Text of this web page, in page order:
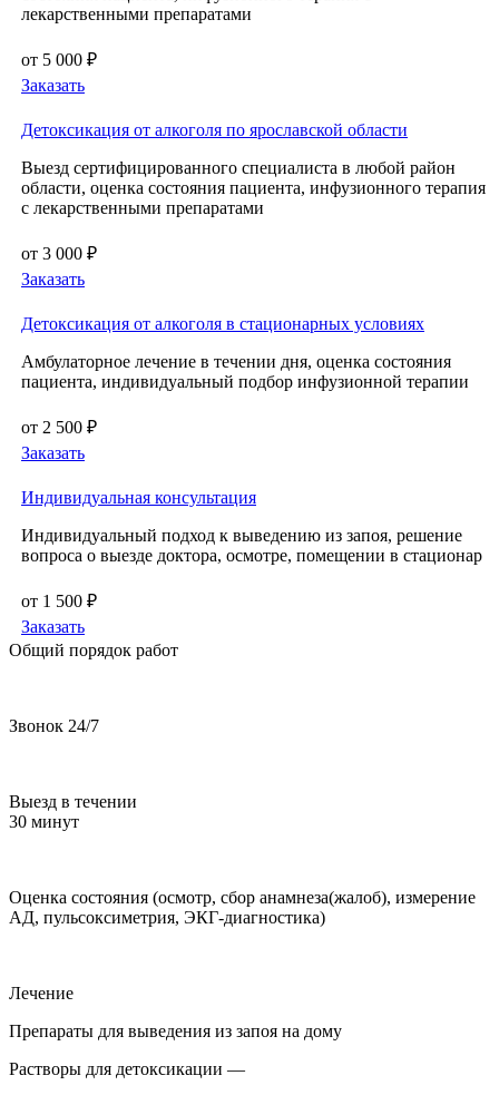
лекарственными препаратами
от 5 000 ₽
Заказать
Детоксикация от алкоголя по ярославской области
Выезд сертифицированного специалиста в любой район
области, оценка состояния пациента, инфузионного терапия
с лекарственными препаратами
от 3 000 ₽
Заказать
Детоксикация от алкоголя в стационарных условиях
Амбулаторное лечение в течении дня, оценка состояния
пациента, индивидуальный подбор инфузионной терапии
от 2 500 ₽
Заказать
Индивидуальная консультация
Индивидуальный подход к выведению из запоя, решение
вопроса о выезде доктора, осмотре, помещении в стационар
от 1 500 ₽
Заказать
Общий порядок работ
Звонок 24/7
Выезд в течении
30 минут
Оценка состояния (осмотр, сбор анамнеза(жалоб), измерение
АД, пульсоксиметрия, ЭКГ-диагностика)
Лечение
Препараты для выведения из запоя на дому
Растворы для детоксикации —